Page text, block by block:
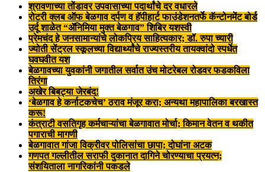
श्रावणाच्या तोंडावर उपवासाच्या पदार्थांचे दर वधारले
रोटरी क्लब ऑफ बेळगाव दर्पण व हॅपीहार्ट फाउंडेशनतर्फे कॅन्टोनमेंट बोर्ड
उर्दू शाळेत “ॲनिमिया मुक्त बेळगाव” शिबिर यशस्वी
प्रेमचंद हे जनसामान्यांचे लोकप्रिय साहित्यकार; डॉ. रुपा च्यारी
ज्योती सेंट्रल स्कूलच्या विद्यार्थ्यांचे राज्यस्तरीय तायक्वांदो स्पर्धेत
घवघवीत यश
बेळगावच्या युवकांनी जगातील सर्वात उंच मोटरेबल रोडवर फडकविला
तिरंगा
अखेर बिबट्या जेरबंद!
‘बेळगाव हे कर्नाटकचेच’ ठराव मंजूर करा; अन्यथा महापालिका बरखास्त
करू!
कंत्राटी वसतिगृह कर्मचाऱ्यांचा बेळगावात मोर्चा; किमान वेतन व थकीत
पगाराची मागणी
बेळगावात गांजा विक्रीवर पोलिसांचा छापा; दोघांना अटक
गणपत गल्लीतील सराफी दुकानात दागिने चोरण्याचा प्रयत्न;
संशयिताला नागरिकांनी पकडले